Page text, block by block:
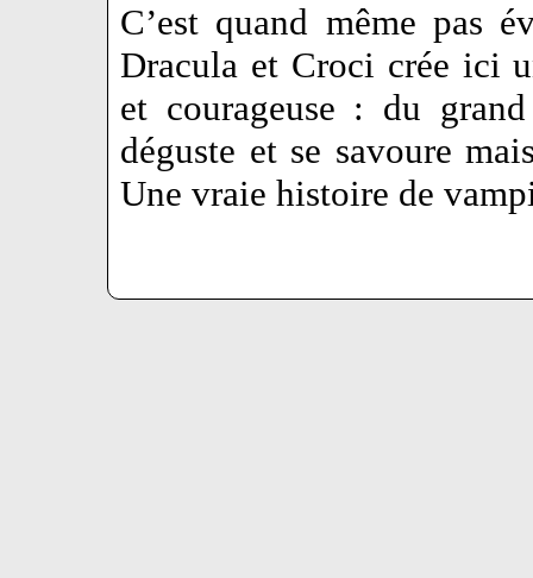
C’est quand même pas
Dracula et Croci crée ici
et courageuse : du
déguste et se savoure
Une vraie histoire de